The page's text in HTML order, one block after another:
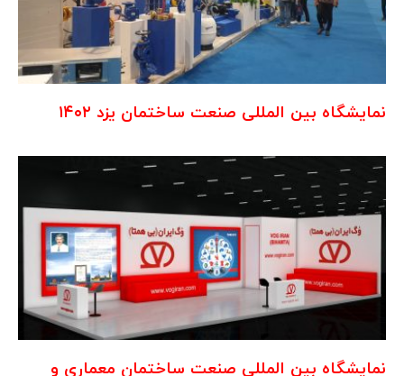
نمایشگاه بین المللی صنعت ساختمان یزد ۱۴۰۲
نمایشگاه بین المللی صنعت ساختمان معماری و